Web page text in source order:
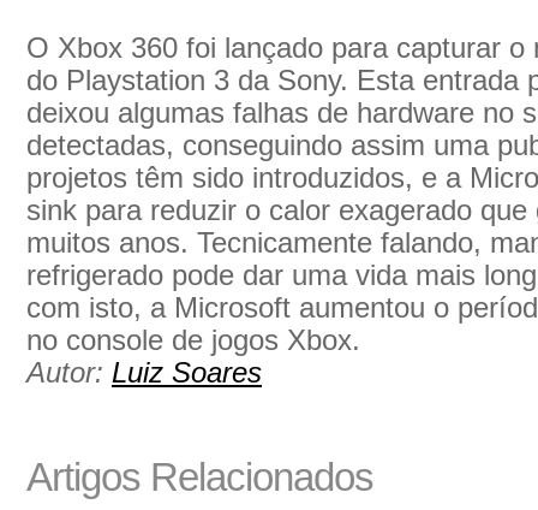
O Xbox 360 foi lançado para capturar
do Playstation 3 da Sony. Esta entrada
deixou algumas falhas de hardware no
detectadas, conseguindo assim uma
projetos têm sido introduzidos, e a
sink para reduzir o calor exagerado
muitos anos. Tecnicamente falando,
refrigerado pode dar uma vida mais
com isto, a Microsoft aumentou o
no console de jogos Xbox.
Autor: Luiz Soares
Artigos Relacionados